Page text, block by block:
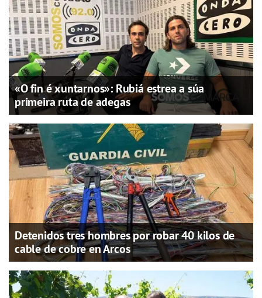
«O fin é xuntarnos»: Rubiá estrea a súa
primeira ruta de adegas
Detenidos tres hombres por robar 40 kilos de
cable de cobre en Arcos